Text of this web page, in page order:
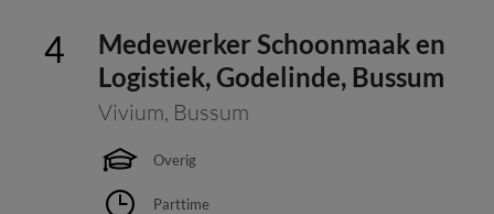
Medewerker Schoonmaak en
Logistiek, Godelinde, Bussum
Vivium, Bussum
Overig
Parttime